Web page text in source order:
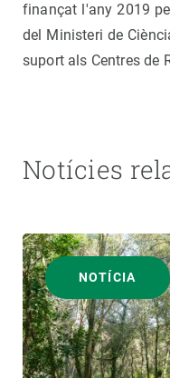
finançat l'any 2019
del Ministeri de
suport als Centres de
Notícies
NOTÍCIA